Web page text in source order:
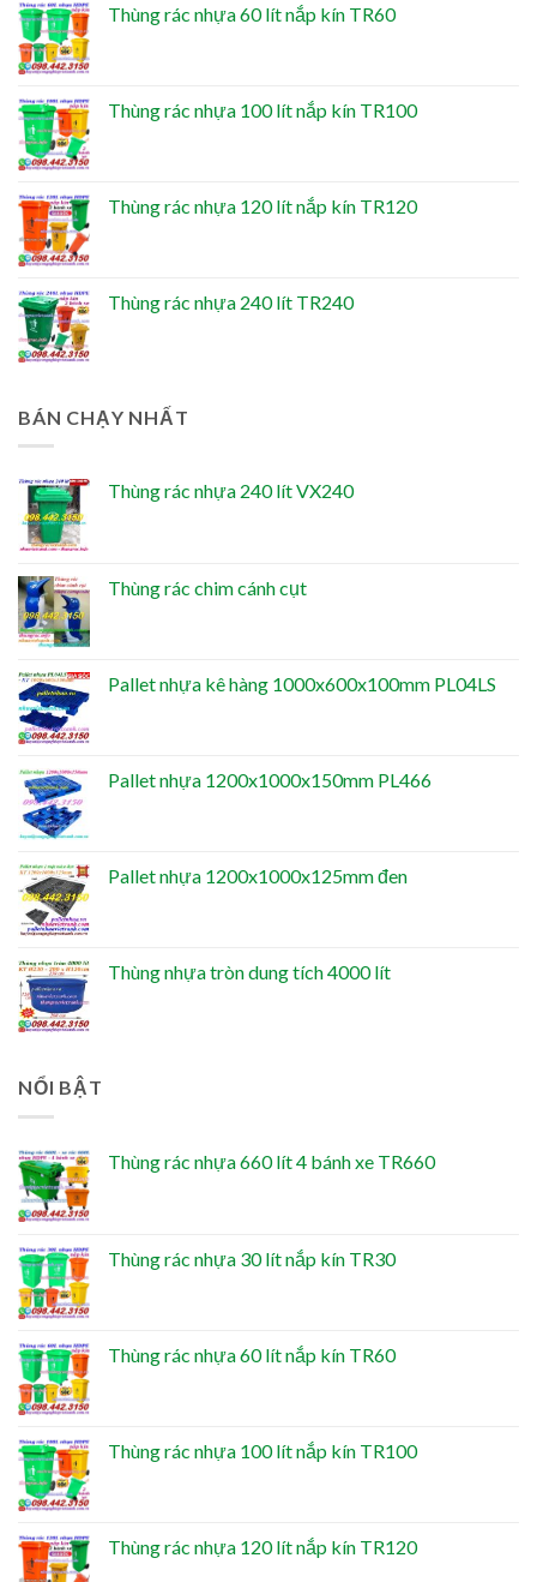
Thùng rác nhựa 60 lít nắp kín TR60
Thùng rác nhựa 100 lít nắp kín TR100
Thùng rác nhựa 120 lít nắp kín TR120
Thùng rác nhựa 240 lít TR240
BÁN CHẠY NHẤT
Thùng rác nhựa 240 lít VX240
Thùng rác chim cánh cụt
Pallet nhựa kê hàng 1000x600x100mm PL04LS
Pallet nhựa 1200x1000x150mm PL466
Pallet nhựa 1200x1000x125mm đen
Thùng nhựa tròn dung tích 4000 lít
NỔI BẬT
Thùng rác nhựa 660 lít 4 bánh xe TR660
Thùng rác nhựa 30 lít nắp kín TR30
Thùng rác nhựa 60 lít nắp kín TR60
Thùng rác nhựa 100 lít nắp kín TR100
Thùng rác nhựa 120 lít nắp kín TR120